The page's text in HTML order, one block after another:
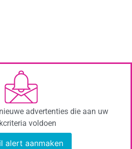
advertenties die aan uw
voldoen
alert aanmaken